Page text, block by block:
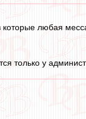
любая
только у